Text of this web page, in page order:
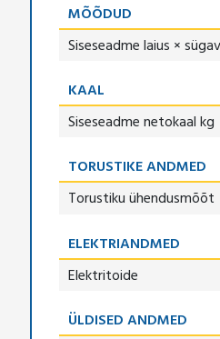
MÕÕDUD
Siseseadme laius ×
KAAL
Siseseadme netokaal kg
TORUSTIKE ANDMED
Torustiku ühendusmõõt
ELEKTRIANDMED
Elektritoide
ÜLDISED ANDMED